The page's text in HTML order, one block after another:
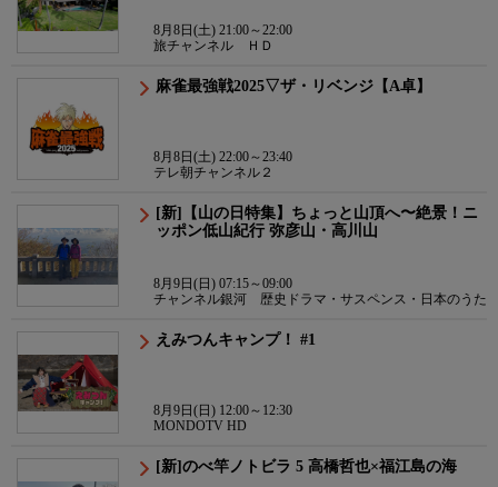
8月8日(土) 21:00～22:00
旅チャンネル ＨＤ
麻雀最強戦2025▽ザ・リベンジ【A卓】
8月8日(土) 22:00～23:40
テレ朝チャンネル２
[新]【山の日特集】ちょっと山頂へ〜絶景！ニ
ッポン低山紀行 弥彦山・高川山
8月9日(日) 07:15～09:00
チャンネル銀河 歴史ドラマ・サスペンス・日本のうた
えみつんキャンプ！ #1
8月9日(日) 12:00～12:30
MONDOTV HD
[新]のべ竿ノトビラ 5 高橋哲也×福江島の海